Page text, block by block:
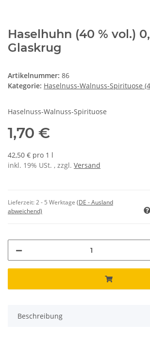
Haselhuhn (40 % vol.)
Glaskrug
Artikelnummer: 86
Kategorie: Haselnuss-Walnuss-Spirituose
Haselnuss-Walnuss-Spirituose
1,70 €
42,50 € pro 1 l
inkl. 19% USt. , zzgl. Versand
Lieferzeit:2 - 5 Werktage (DE - Ausland
abweichend)
Beschreibung